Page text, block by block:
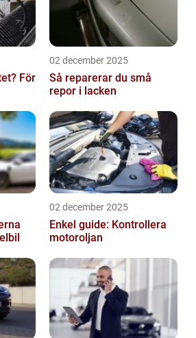
För
02 december 2025
Så reparerar du små
repor i lacken
02 december 2025
Enkel guide: Kontrollera
motoroljan